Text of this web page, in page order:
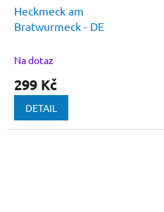
Heckmeck am
Bratwurmeck - DE
Na dotaz
299 Kč
DETAIL